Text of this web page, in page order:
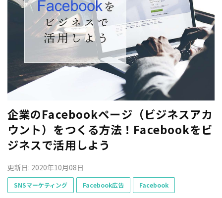
企業のFacebookページ（ビジネスアカ
ウント）をつくる方法！Facebookをビ
ジネスで活用しよう
更新日: 2020年10月08日
SNSマーケティング Facebook広告 Facebook